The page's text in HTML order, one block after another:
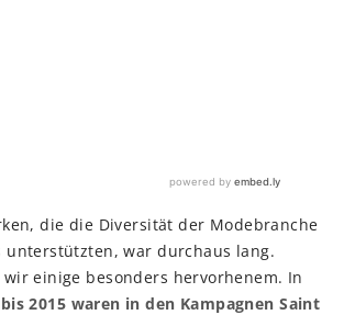
die die Diversität der Modebranche
unterstützten, war durchaus lang.
einige besonders hervorhenem. In
2015 waren in den Kampagnen Saint